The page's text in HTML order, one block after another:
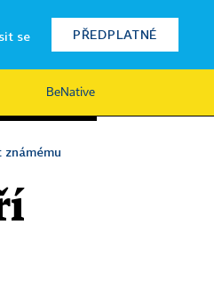
se PŘEDPLATNÉ
BeNative